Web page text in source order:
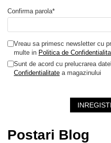
Confirma parola*
Vreau sa primesc newsletter cu
multe in Politica de
Sunt de acord cu prelucrarea
Confidentialitate a magazinului
Postari Blog